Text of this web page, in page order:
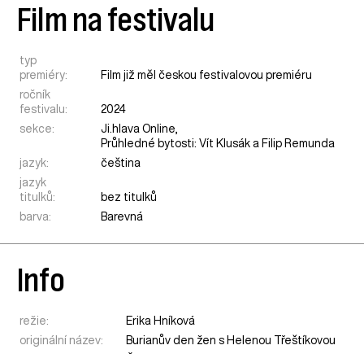
Film na festivalu
typ
premiéry:
Film již měl českou festivalovou premiéru
ročník
festivalu:
2024
sekce:
Ji.hlava Online,
Průhledné bytosti: Vít Klusák a Filip Remunda
jazyk:
čeština
jazyk
titulků:
bez titulků
barva:
Barevná
Info
režie:
Erika Hníková
originální název:
Burianův den žen s Helenou Třeštíkovou